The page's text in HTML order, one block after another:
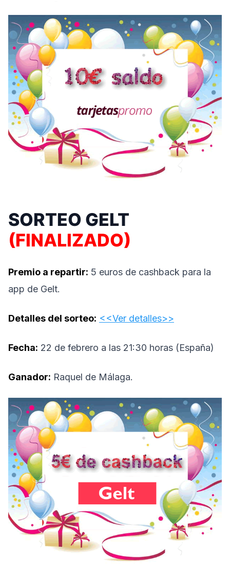
SORTEO GELT
(FINALIZADO)
Premio a repartir: 5 euros de cashback para la
app de Gelt.
Detalles del sorteo: <<Ver detalles>>
Fecha: 22 de febrero a las 21:30 horas (España)
Ganador: Raquel de Málaga.